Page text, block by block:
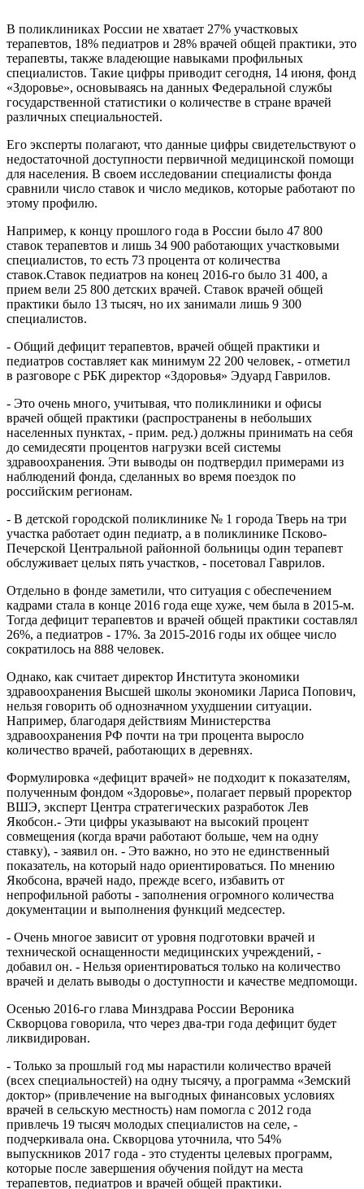
В поликлиниках России не хватает 27% участковых
терапевтов, 18% педиатров и 28% врачей общей практики, это
терапевты, также владеющие навыками профильных
специалистов. Такие цифры приводит сегодня, 14 июня, фонд
«Здоровье», основываясь на данных Федеральной службы
государственной статистики о количестве в стране врачей
различных специальностей.
Его эксперты полагают, что данные цифры свидетельствуют о
недостаточной доступности первичной медицинской помощи
для населения. В своем исследовании специалисты фонда
сравнили число ставок и число медиков, которые работают по
этому профилю.
Например, к концу прошлого года в России было 47 800
ставок терапевтов и лишь 34 900 работающих участковыми
специалистов, то есть 73 процента от количества
ставок.Ставок педиатров на конец 2016-го было 31 400, а
прием вели 25 800 детских врачей. Ставок врачей общей
практики было 13 тысяч, но их занимали лишь 9 300
специалистов.
- Общий дефицит терапевтов, врачей общей практики и
педиатров составляет как минимум 22 200 человек, - отметил
в разговоре с РБК директор «Здоровья» Эдуард Гаврилов.
- Это очень много, учитывая, что поликлиники и офисы
врачей общей практики (распространены в небольших
населенных пунктах, - прим. ред.) должны принимать на себя
до семидесяти процентов нагрузки всей системы
здравоохранения. Эти выводы он подтвердил примерами из
наблюдений фонда, сделанных во время поездок по
российским регионам.
- В детской городской поликлинике № 1 города Тверь на три
участка работает один педиатр, а в поликлинике Псково-
Печерской Центральной районной больницы один терапевт
обслуживает целых пять участков, - посетовал Гаврилов.
Отдельно в фонде заметили, что ситуация с обеспечением
кадрами стала в конце 2016 года еще хуже, чем была в 2015-м.
Тогда дефицит терапевтов и врачей общей практики составлял
26%, а педиатров - 17%. За 2015-2016 годы их общее число
сократилось на 888 человек.
Однако, как считает директор Института экономики
здравоохранения Высшей школы экономики Лариса Попович,
нельзя говорить об однозначном ухудшении ситуации.
Например, благодаря действиям Министерства
здравоохранения РФ почти на три процента выросло
количество врачей, работающих в деревнях.
Формулировка «дефицит врачей» не подходит к показателям,
полученным фондом «Здоровье», полагает первый проректор
ВШЭ, эксперт Центра стратегических разработок Лев
Якобсон.- Эти цифры указывают на высокий процент
совмещения (когда врачи работают больше, чем на одну
ставку), - заявил он. - Это важно, но это не единственный
показатель, на который надо ориентироваться. По мнению
Якобсона, врачей надо, прежде всего, избавить от
непрофильной работы - заполнения огромного количества
документации и выполнения функций медсестер.
- Очень многое зависит от уровня подготовки врачей и
технической оснащенности медицинских учреждений, -
добавил он. - Нельзя ориентироваться только на количество
врачей и делать выводы о доступности и качестве медпомощи.
Осенью 2016-го глава Минздрава России Вероника
Скворцова говорила, что через два-три года дефицит будет
ликвидирован.
- Только за прошлый год мы нарастили количество врачей
(всех специальностей) на одну тысячу, а программа «Земский
доктор» (привлечение на выгодных финансовых условиях
врачей в сельскую местность) нам помогла с 2012 года
привлечь 19 тысяч молодых специалистов на селе, -
подчеркивала она. Скворцова уточнила, что 54%
выпускников 2017 года - это студенты целевых программ,
которые после завершения обучения пойдут на места
терапевтов, педиатров и врачей общей практики.